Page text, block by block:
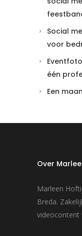
Social
voor
één
Een
Over
Marleen
Breda.
videocontent